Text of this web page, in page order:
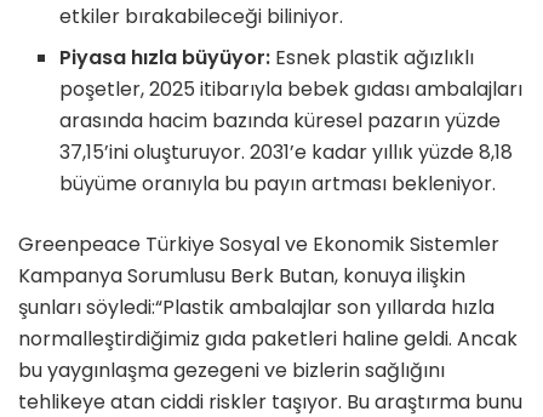
etkiler bırakabileceği biliniyor.
Piyasa hızla büyüyor: Esnek plastik ağızlıklı
poşetler, 2025 itibarıyla bebek gıdası ambalajları
arasında hacim bazında küresel pazarın yüzde
37,15’ini oluşturuyor. 2031’e kadar yıllık yüzde 8,18
büyüme oranıyla bu payın artması bekleniyor.
Greenpeace Türkiye Sosyal ve Ekonomik Sistemler
Kampanya Sorumlusu Berk Butan, konuya ilişkin
şunları söyledi:“Plastik ambalajlar son yıllarda hızla
normalleştirdiğimiz gıda paketleri haline geldi. Ancak
bu yaygınlaşma gezegeni ve bizlerin sağlığını
tehlikeye atan ciddi riskler taşıyor. Bu araştırma bunu